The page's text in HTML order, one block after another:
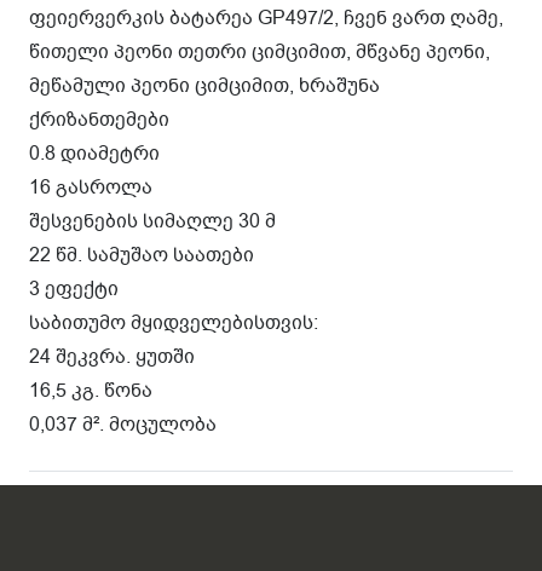
ფეიერვერკის ბატარეა GP497/2, ჩვენ ვართ ღამე,
წითელი პეონი თეთრი ციმციმით, მწვანე პეონი,
მეწამული პეონი ციმციმით, ხრაშუნა
ქრიზანთემები
0.8 დიამეტრი
16 გასროლა
შესვენების სიმაღლე 30 მ
22 წმ. სამუშაო საათები
3 ეფექტი
საბითუმო მყიდველებისთვის:
24 შეკვრა. ყუთში
16,5 კგ. წონა
0,037 მ². მოცულობა